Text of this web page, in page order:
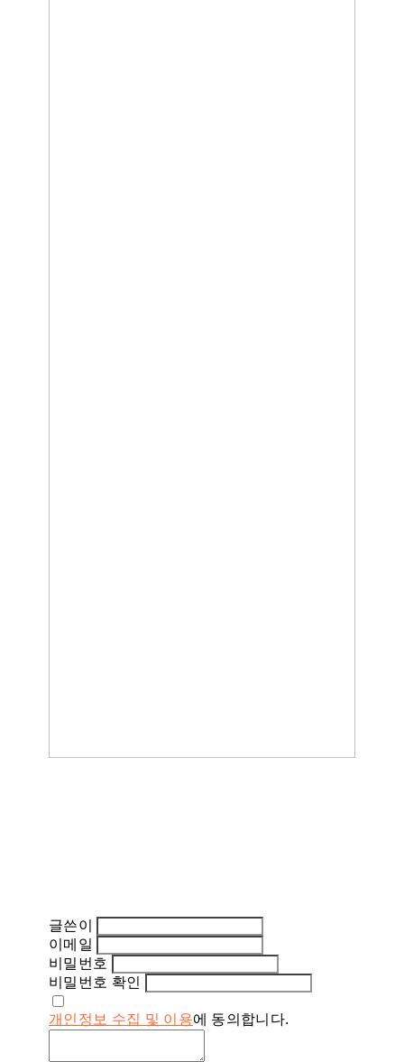
글쓴이
이메일
비밀번호
비밀번호 확인
개인정보 수집 및 이용에 동의합니다.